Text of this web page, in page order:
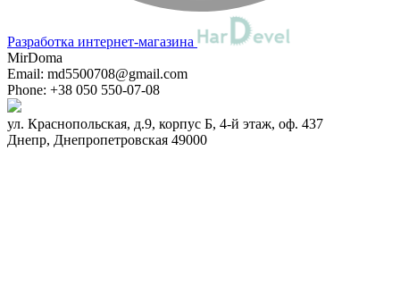
Разработка интернет-магазина
MirDoma
Email: md5500708@gmail.com
Phone: +38 050 550-07-08
ул. Краснопольская, д.9, корпус Б, 4-й этаж, оф. 437
Днепр, Днепропетровская 49000